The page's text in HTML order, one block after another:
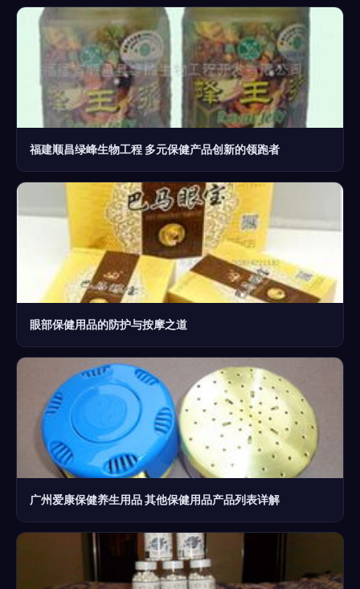
福建顺昌绿峰生物工程 多元保健产品创新的领跑者
眼部保健用品的防护与按摩之道
广州爱康保健养生用品 其他保健用品产品列表详解